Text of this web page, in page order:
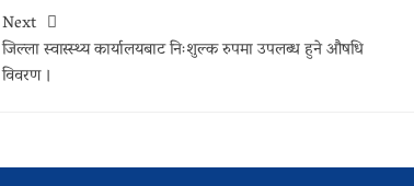
Next
जिल्ला स्वास्स्थ्य कार्यालयबाट निःशुल्क रुपमा उपलब्ध हुने औषधि
विवरण ।